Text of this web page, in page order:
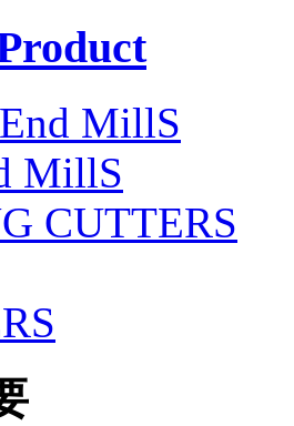
MillS
MillS
CUTTERS